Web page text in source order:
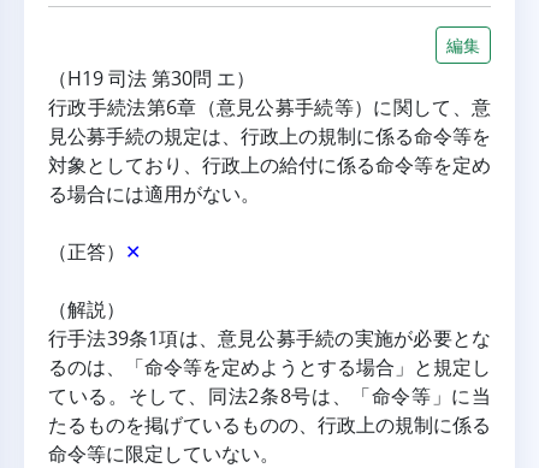
編集
（H19 司法 第30問 エ）
行政手続法第6章（意見公募手続等）に関して、意
見公募手続の規定は、行政上の規制に係る命令等を
対象としており、行政上の給付に係る命令等を定め
る場合には適用がない。
（正答） ✕
（解説）
行手法39条1項は、意見公募手続の実施が必要とな
るのは、「命令等を定めようとする場合」と規定し
ている。そして、同法2条8号は、「命令等」に当
たるものを掲げているものの、行政上の規制に係る
命令等に限定していない。